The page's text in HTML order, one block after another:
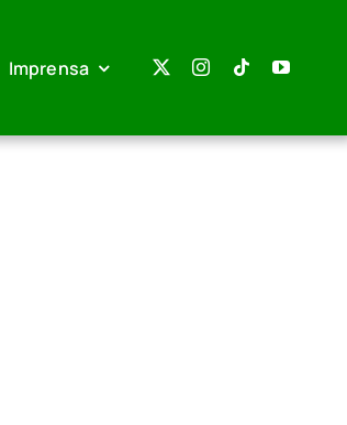
Imprensa